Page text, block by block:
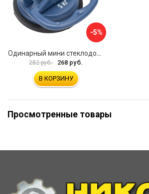
-5%
282 руб. 268 руб.
В КОРЗИНУ
Просмотренные товары